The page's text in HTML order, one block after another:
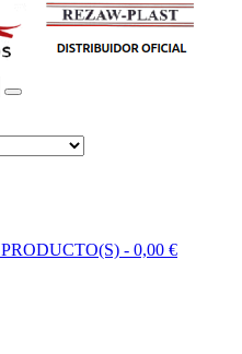
PRODUCTO(S) - 0,00 €